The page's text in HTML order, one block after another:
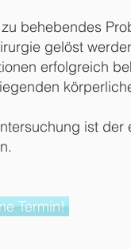
behebendes
gelöst
erfolgreich
ist
Termin!